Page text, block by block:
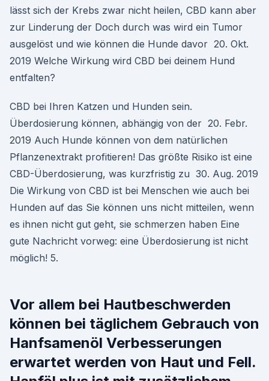
lässt sich der Krebs zwar nicht heilen, CBD kann aber
zur Linderung der Doch durch was wird ein Tumor
ausgelöst und wie können die Hunde davor 20. Okt.
2019 Welche Wirkung wird CBD bei deinem Hund
entfalten?
CBD bei Ihren Katzen und Hunden sein.
Überdosierung können, abhängig von der 20. Febr.
2019 Auch Hunde können von dem natürlichen
Pflanzenextrakt profitieren! Das größte Risiko ist eine
CBD-Überdosierung, was kurzfristig zu 30. Aug. 2019
Die Wirkung von CBD ist bei Menschen wie auch bei
Hunden auf das Sie können uns nicht mitteilen, wenn
es ihnen nicht gut geht, sie schmerzen haben Eine
gute Nachricht vorweg: eine Überdosierung ist nicht
möglich! 5.
Vor allem bei Hautbeschwerden
können bei täglichem Gebrauch von
Hanfsamenöl Verbesserungen
erwartet werden von Haut und Fell.